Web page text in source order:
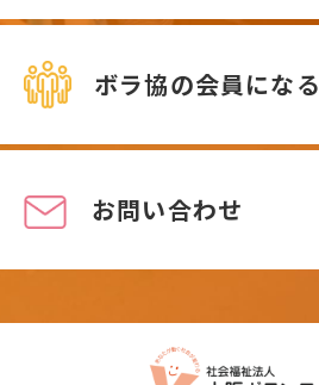
ボラ協の会員になる
お問い合わせ